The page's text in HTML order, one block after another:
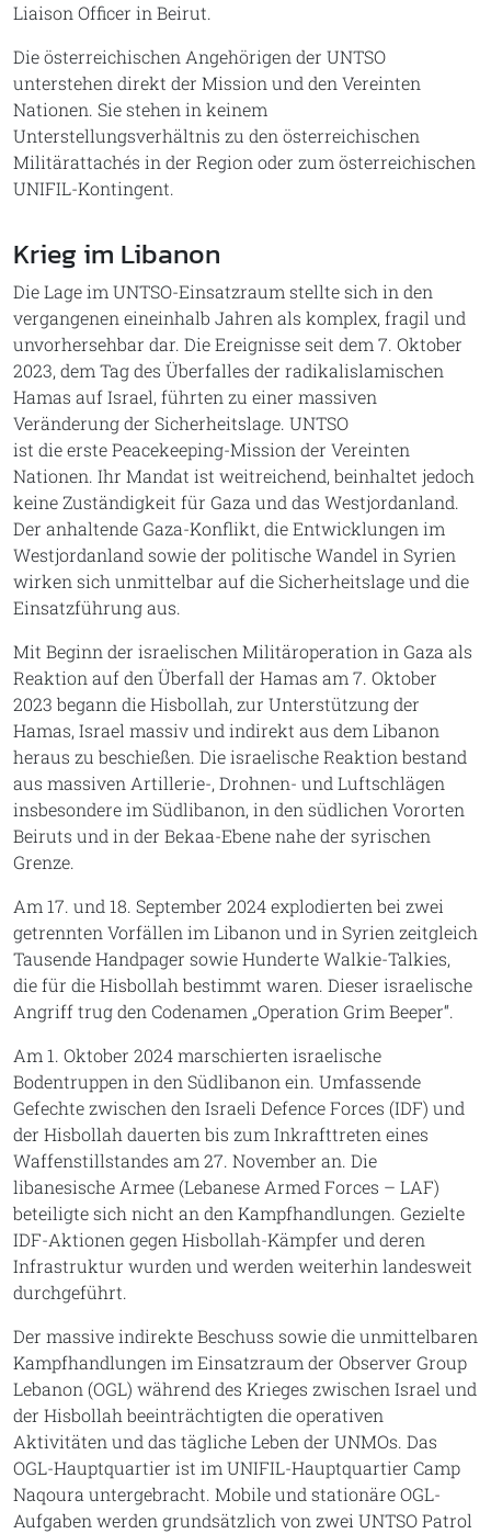
Liaison Officer in Beirut.
Die österreichischen Angehörigen der UNTSO
unterstehen direkt der Mission und den Vereinten
Nationen. Sie stehen in keinem
Unterstellungsverhältnis zu den österreichischen
Militärattachés in der Region oder zum österreichischen
UNIFIL-Kontingent.
Krieg im Libanon
Die Lage im UNTSO-Einsatzraum stellte sich in den
vergangenen eineinhalb Jahren als komplex, fragil und
unvorhersehbar dar. Die Ereignisse seit dem 7. Oktober
2023, dem Tag des Überfalles der radikalislamischen
Hamas auf Israel, führten zu einer massiven
Veränderung der Sicherheitslage. UNTSO
ist die erste Peacekeeping-Mission der Vereinten
Nationen. Ihr Mandat ist weitreichend, beinhaltet jedoch
keine Zuständigkeit für Gaza und das Westjordanland.
Der anhaltende Gaza-Konflikt, die Entwicklungen im
Westjordanland sowie der politische Wandel in Syrien
wirken sich unmittelbar auf die Sicherheitslage und die
Einsatzführung aus.
Mit Beginn der israelischen Militäroperation in Gaza als
Reaktion auf den Überfall der Hamas am 7. Oktober
2023 begann die Hisbollah, zur Unterstützung der
Hamas, Israel massiv und indirekt aus dem Libanon
heraus zu beschießen. Die israelische Reaktion bestand
aus massiven Artillerie-, Drohnen- und Luftschlägen
insbesondere im Südlibanon, in den südlichen Vororten
Beiruts und in der Bekaa-Ebene nahe der syrischen
Grenze.
Am 17. und 18. September 2024 explodierten bei zwei
getrennten Vorfällen im Libanon und in Syrien zeitgleich
Tausende Handpager sowie Hunderte Walkie-Talkies,
die für die Hisbollah bestimmt waren. Dieser israelische
Angriff trug den Codenamen „Operation Grim Beeper“.
Am 1. Oktober 2024 marschierten israelische
Bodentruppen in den Südlibanon ein. Umfassende
Gefechte zwischen den Israeli Defence Forces (IDF) und
der Hisbollah dauerten bis zum Inkrafttreten eines
Waffenstillstandes am 27. November an. Die
libanesische Armee (Lebanese Armed Forces – LAF)
beteiligte sich nicht an den Kampfhandlungen. Gezielte
IDF-Aktionen gegen Hisbollah-Kämpfer und deren
Infrastruktur wurden und werden weiterhin landesweit
durchgeführt.
Der massive indirekte Beschuss sowie die unmittelbaren
Kampfhandlungen im Einsatzraum der Observer Group
Lebanon (OGL) während des Krieges zwischen Israel und
der Hisbollah beeinträchtigten die operativen
Aktivitäten und das tägliche Leben der UNMOs. Das
OGL-Hauptquartier ist im UNIFIL-Hauptquartier Camp
Naqoura untergebracht. Mobile und stationäre OGL-
Aufgaben werden grundsätzlich von zwei UNTSO Patrol